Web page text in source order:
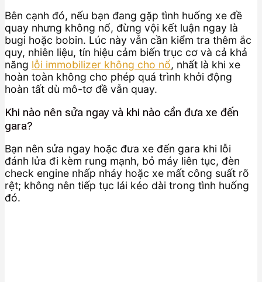
Bên cạnh đó, nếu bạn đang gặp tình huống xe đề
quay nhưng không nổ, đừng vội kết luận ngay là
bugi hoặc bobin. Lúc này vẫn cần kiểm tra thêm ắc
quy, nhiên liệu, tín hiệu cảm biến trục cơ và cả khả
năng lỗi immobilizer không cho nổ, nhất là khi xe
hoàn toàn không cho phép quá trình khởi động
hoàn tất dù mô-tơ đề vẫn quay.
Khi nào nên sửa ngay và khi nào cần đưa xe đến
gara?
Bạn nên sửa ngay hoặc đưa xe đến gara khi lỗi
đánh lửa đi kèm rung mạnh, bỏ máy liên tục, đèn
check engine nhấp nháy hoặc xe mất công suất rõ
rệt; không nên tiếp tục lái kéo dài trong tình huống
đó.